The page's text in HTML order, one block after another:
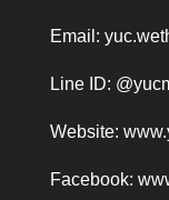
Email:
Line ID:
Website:
Facebook: